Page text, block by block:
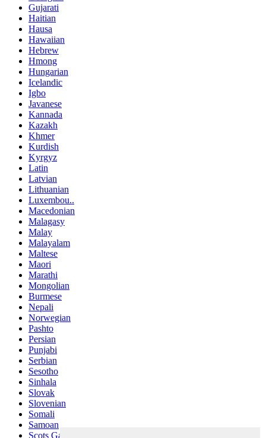
Gujarati
Haitian
Hausa
Hawaiian
Hebrew
Hmong
Hungarian
Icelandic
Igbo
Javanese
Kannada
Kazakh
Khmer
Kurdish
Kyrgyz
Latin
Latvian
Lithuanian
Luxembou..
Macedonian
Malagasy
Malay
Malayalam
Maltese
Maori
Marathi
Mongolian
Burmese
Nepali
Norwegian
Pashto
Persian
Punjabi
Serbian
Sesotho
Sinhala
Slovak
Slovenian
Somali
Samoan
Scots Gaelic